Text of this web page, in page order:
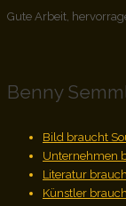
Gute Arbeit,
Benny
Bild braucht
Unternehmen
Literatur
Künstler